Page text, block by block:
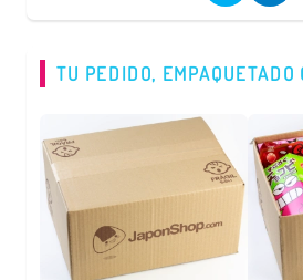
TU PEDIDO, EMPAQUETADO